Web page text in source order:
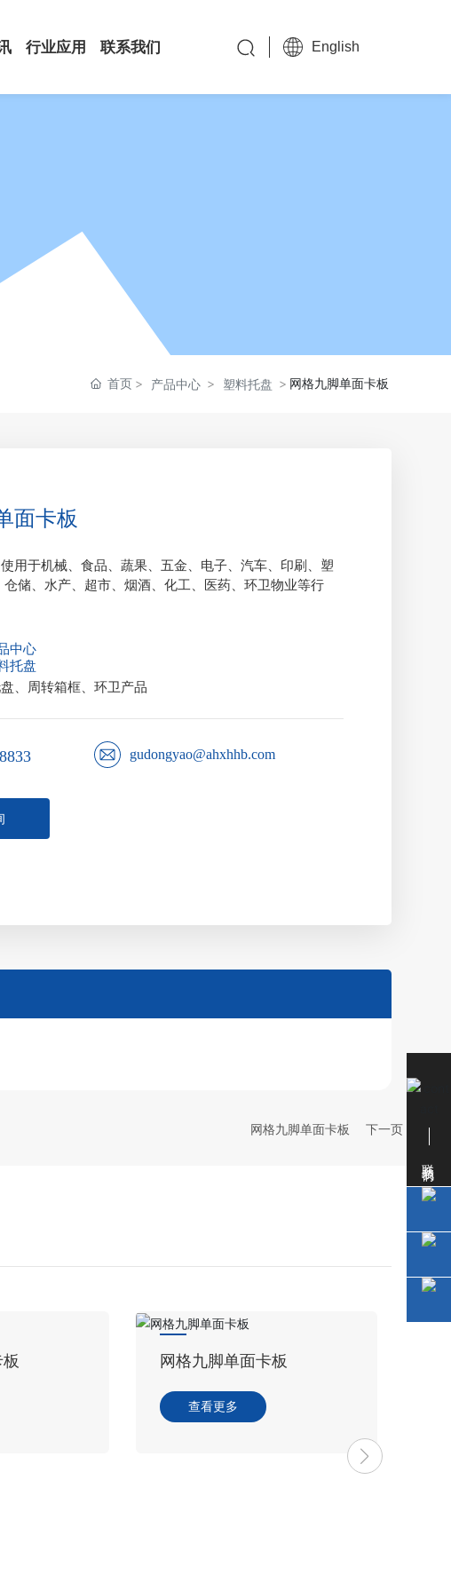
行业应用 联系我们 English
首页 产品中心 塑料托盘 网格九脚单面卡板
面卡板
用于机械、食品、蔬果、五金、电子、汽车、印刷、塑
仓储、水产、超市、烟酒、化工、医药、环卫物业等行
中心
托盘
、周转箱框、环卫产品
gudongyao@ahxhhb.com
网格九脚单面卡板 下一页
网格九脚单面卡板
查看更多